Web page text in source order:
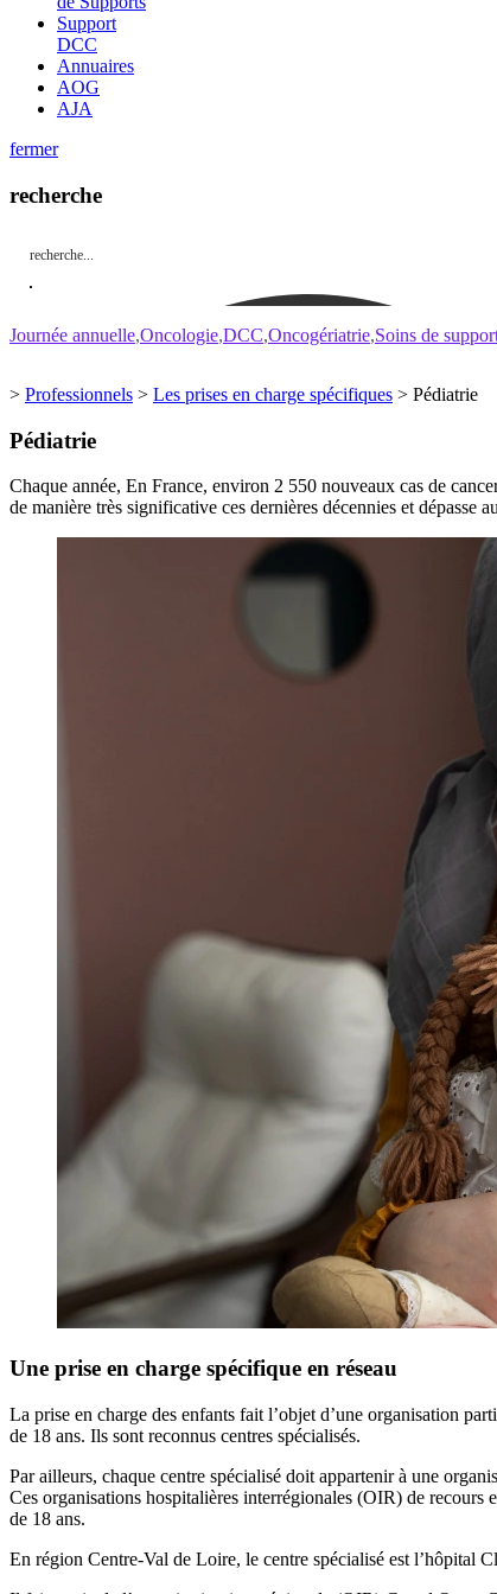
Support
DCC
Annuaires
AOG
AJA
fermer
recherche
Journée annuelle Oncologie DCC Oncogériatrie Soins de
> Professionnels > Les prises en charge spécifiques > Pédiatrie
Pédiatrie
Chaque année, En France, environ 2 550 nouveaux cas de
de manière très significative ces dernières décennies et dépasse
Une prise en charge spécifique en réseau
La prise en charge des enfants fait l’objet d’une organisation
de 18 ans. Ils sont reconnus centres spécialisés.
Par ailleurs, chaque centre spécialisé doit appartenir à une
Ces organisations hospitalières interrégionales (OIR) de
de 18 ans.
En région Centre-Val de Loire, le centre spécialisé est l’hôpital